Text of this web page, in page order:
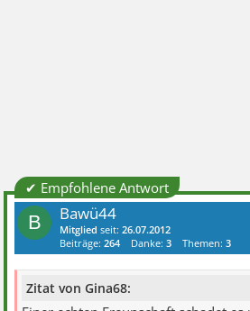
✔ Empfohlene Antwort
B Bawü44
Mitglied seit:26.07.2012
Beiträge:264 Danke:3 Themen:3
Zitat von Gina68: